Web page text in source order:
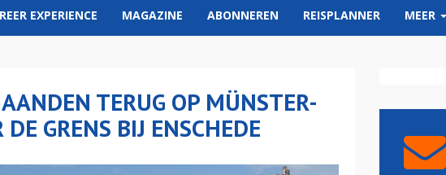
EXPERIENCE MAGAZINE ABONNEREN REISPLANNER MEER
TERUG OP MÜNSTER-
GRENS BIJ ENSCHEDE